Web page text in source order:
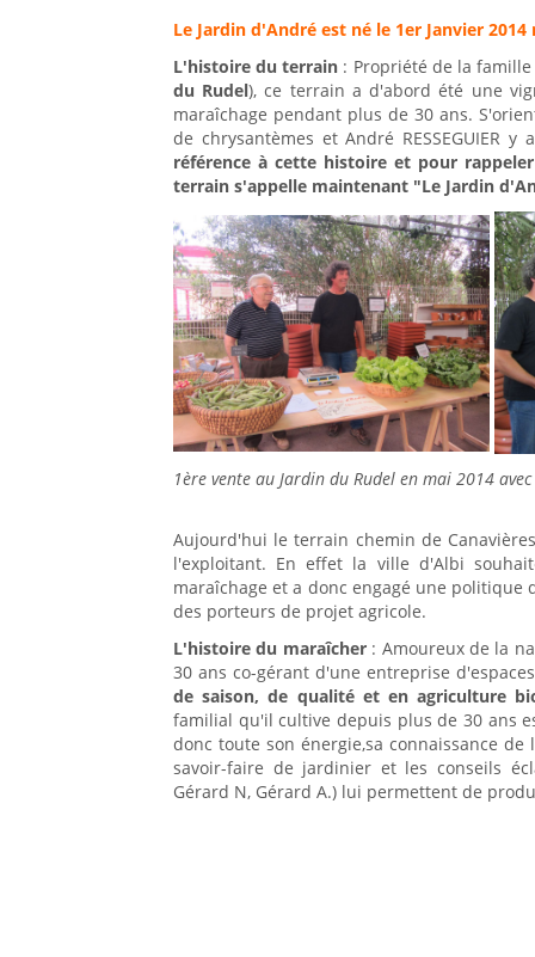
Le Jardin d'André est né le 1er Janvier
L'histoire du terrain : Propriété de la
du Rudel), ce terrain a d'abord été une
maraîchage pendant plus de 30 ans.
de chrysantèmes et André RESSEGUIER
référence à cette histoire et pour
terrain s'appelle maintenant "Le Jardin
1ère vente au Jardin du Rudel en mai 2014
Aujourd'hui le terrain chemin de
l'exploitant. En effet la ville d'Albi
maraîchage et a donc engagé une
des porteurs de projet agricole.
L'histoire du maraîcher: Amoureux de la
30 ans co-gérant d'une entreprise
de saison, de qualité et en agriculture
familial qu'il cultive depuis plus de 30 ans
donc toute son énergie,sa connaissance
savoir-faire de jardinier et les conseils
Gérard N, Gérard A.) lui permettent de